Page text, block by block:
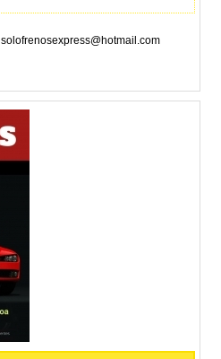
solofrenosexpress@hotmail.com